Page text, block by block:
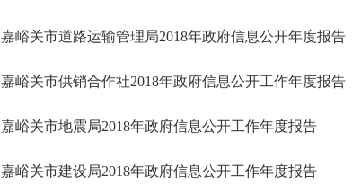
嘉峪关市道路运输管理局2018年政府信息公开年度报告
嘉峪关市供销合作社2018年政府信息公开工作年度报告
嘉峪关市地震局2018年政府信息公开工作年度报告
嘉峪关市建设局2018年政府信息公开工作年度报告